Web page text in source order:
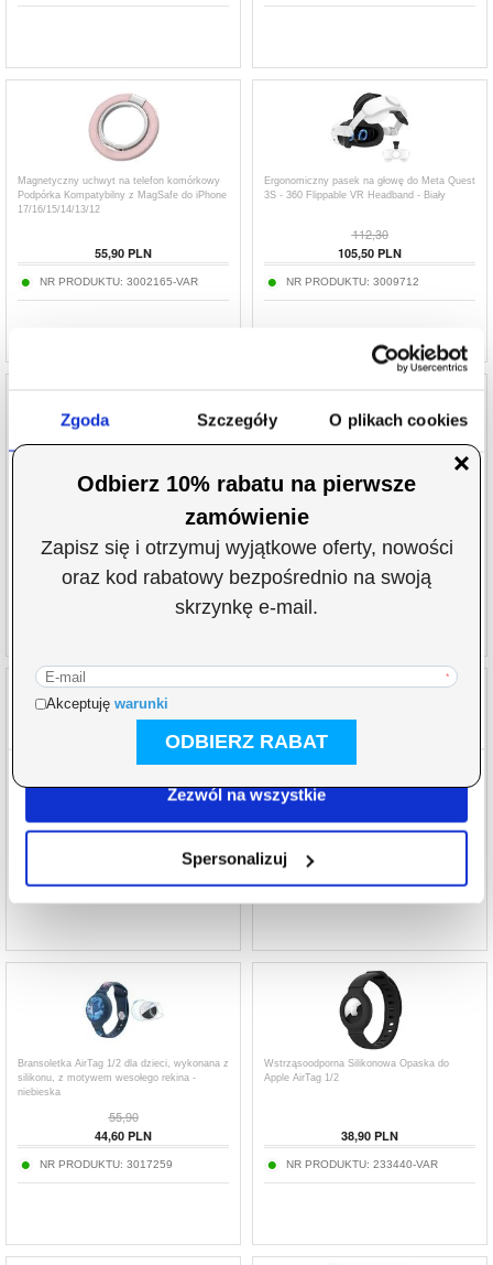
Zgoda Szczegóły O plikach cookies
Niniejsza strona korzysta z plików cookie
i reklam, aby oferować funkcje społecznościowe i
analizować ruch w naszej witrynie. Informacje o tym, jak
korzystasz z naszej witryny, udostępniamy partnerom
Partnerzy mogą połączyć te informacje z innymi danymi
otrzymanymi od Ciebie lub uzyskanymi podczas
korzystania z ich usług.
Zezwól na wszystkie
Spersonalizuj
Magnetyczny uchwyt na telefon komórkowy
Podpórka Kompatybilny z MagSafe do iPhone
17/16/15/14/13/12
55,90 PLN
NR PRODUKTU: 3002165-VAR
Ergonomiczny pasek na głowę do Meta Quest
3S - 360 Flippable VR Headband - Biały
112,30
105,50 PLN
NR PRODUKTU: 3009712
Stojak do Ładowania do Apple Watch Series
Ultra/8/SE (2022)/7/SE/6/5/4/3/2/1
38,90PLN
NR PRODUKTU:248975-VAR
Apple Watch Series 11/10/9/8/SE 3/SE
(2022)/7/SE/6/5/4/3/2/1 Puro Loop Pasek -
33,30PLN
NR PRODUKTU:2004098-VAR
z Brelokiem
4001742-VAR
563,80
NR PRODUKTU:
Bransoletka AirTag 1/2 dla dzieci, wykonana z
silikonu, z motywem wesołego rekina -
niebieska
55,90
44,60 PLN
NR PRODUKTU: 3017259
Wstrząsoodporna Silikonowa Opaska do
Apple AirTag 1/2
38,90 PLN
NR PRODUKTU: 233440-VAR